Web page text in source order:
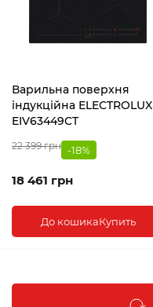
Варильна поверхня
індукційна ELECTROLUX
EIV63449CT
22 399 грн -18%
18 461 грн
До кошикаКупить